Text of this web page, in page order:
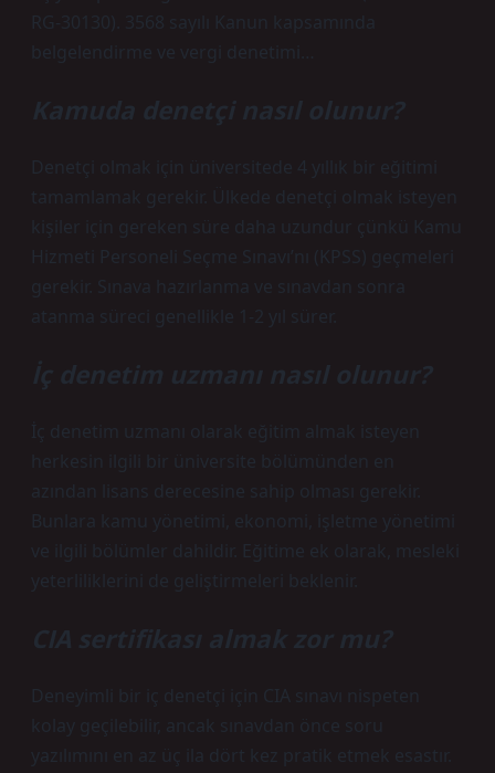
RG-30130). 3568 sayılı Kanun kapsamında
belgelendirme ve vergi denetimi…
Kamuda denetçi nasıl olunur?
Denetçi olmak için üniversitede 4 yıllık bir eğitimi
tamamlamak gerekir. Ülkede denetçi olmak isteyen
kişiler için gereken süre daha uzundur çünkü Kamu
Hizmeti Personeli Seçme Sınavı’nı (KPSS) geçmeleri
gerekir. Sınava hazırlanma ve sınavdan sonra
atanma süreci genellikle 1-2 yıl sürer.
İç denetim uzmanı nasıl olunur?
İç denetim uzmanı olarak eğitim almak isteyen
herkesin ilgili bir üniversite bölümünden en
azından lisans derecesine sahip olması gerekir.
Bunlara kamu yönetimi, ekonomi, işletme yönetimi
ve ilgili bölümler dahildir. Eğitime ek olarak, mesleki
yeterliliklerini de geliştirmeleri beklenir.
CIA sertifikası almak zor mu?
Deneyimli bir iç denetçi için CIA sınavı nispeten
kolay geçilebilir, ancak sınavdan önce soru
yazılımını en az üç ila dört kez pratik etmek esastır.